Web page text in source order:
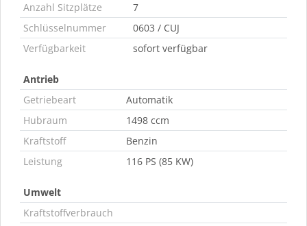
Anzahl Sitzplätze
7
Schlüsselnummer
0603 / CUJ
Verfügbarkeit
sofort verfügbar
Antrieb
Getriebeart
Automatik
Hubraum
1498 ccm
Kraftstoff
Benzin
Leistung
116 PS (85 KW)
Umwelt
Kraftstoffverbrauch